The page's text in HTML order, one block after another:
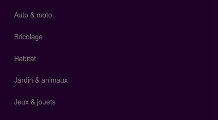
Auto & moto
Bricolage
Habitat
Jardin & animaux
Jeux & jouets